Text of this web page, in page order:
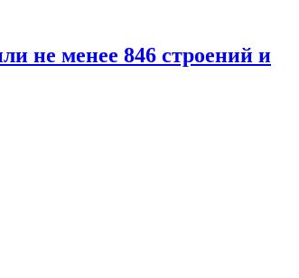
не менее 846 строений и